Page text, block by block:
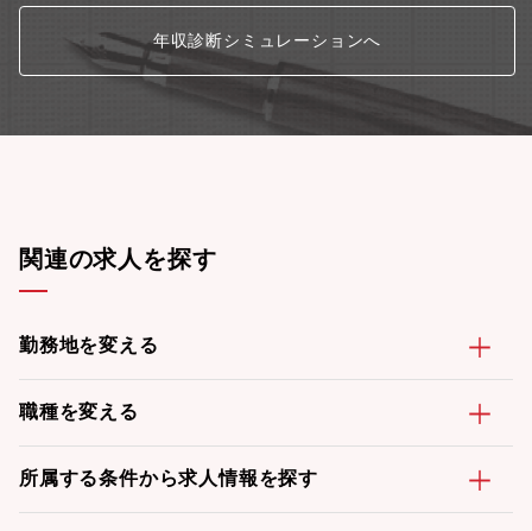
年収診断シミュレーションへ
関連の求人を探す
勤務地を変える
職種を変える
所属する条件から求人情報を探す